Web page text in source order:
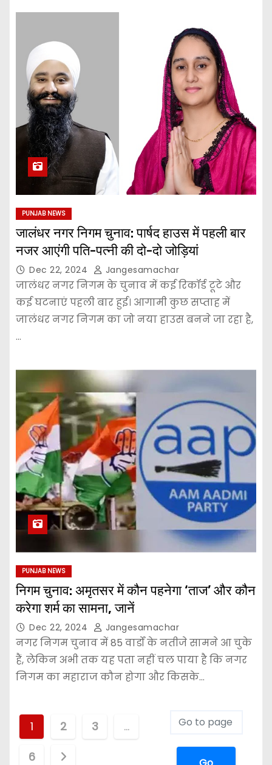
PUNJAB NEWS
जालंधर नगर निगम चुनाव: पार्षद हाउस में पहली बार
नजर आएंगी पति-पत्नी की दो-दो जोड़ियां
Dec 22, 2024 Jangesamachar
जालंधर नगर निगम के चुनाव में कई रिकॉर्ड टूटे और
कई घटनाएं पहली बार हुई। आगामी कुछ सप्ताह में
जालंधर नगर निगम का जो नया हाउस बनने जा रहा है,
…
PUNJAB NEWS
निगम चुनाव: अमृतसर में कौन पहनेगा ‘ताज’ और कौन
करेगा शर्म का सामना, जानें
Dec 22, 2024 Jangesamachar
नगर निगम चुनाव में 85 वार्डों के नतीजे सामने आ चुके
हैं, लेकिन अभी तक यह पता नहीं चल पाया है कि नगर
निगम का महाराज कौन होगा और किसके…
1 2 3
…
6